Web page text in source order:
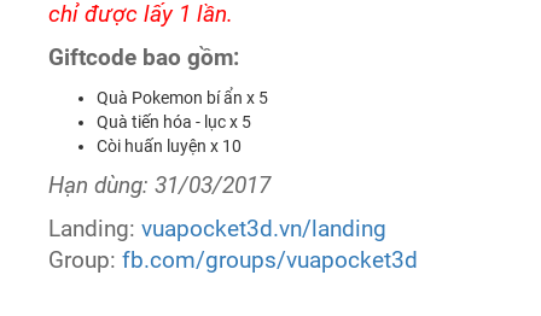
chỉ được lấy 1 lần.
Giftcode bao gồm:
Quà Pokemon bí ẩn x 5
Quà tiến hóa - lục x 5
Còi huấn luyện x 10
Hạn dùng: 31/03/2017
Landing:vuapocket3d.vn/landing
Group:fb.com/groups/vuapocket3d